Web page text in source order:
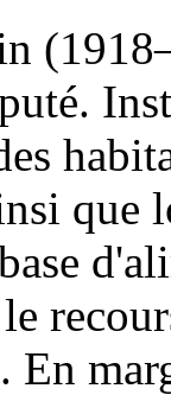
que
En